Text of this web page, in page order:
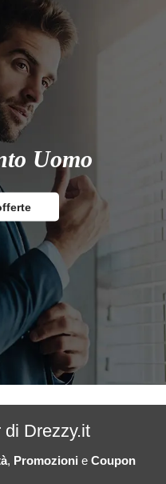
Uomo
Drezzy.it
, Promozioni e Coupon